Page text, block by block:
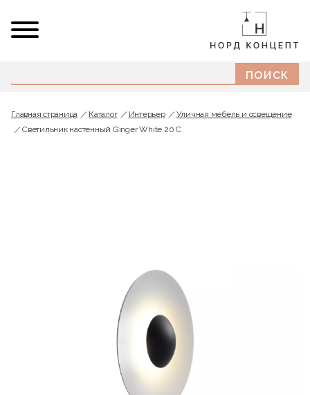
Главная страница Каталог Интерьер
Уличная мебель и освещение
Светильник настенный Ginger White 20 C